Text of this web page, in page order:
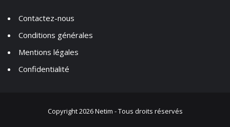
Contactez-nous
Conditions générales
Mentions légales
Confidentialité
Copyright 2026 Netim -Tous droits réservés